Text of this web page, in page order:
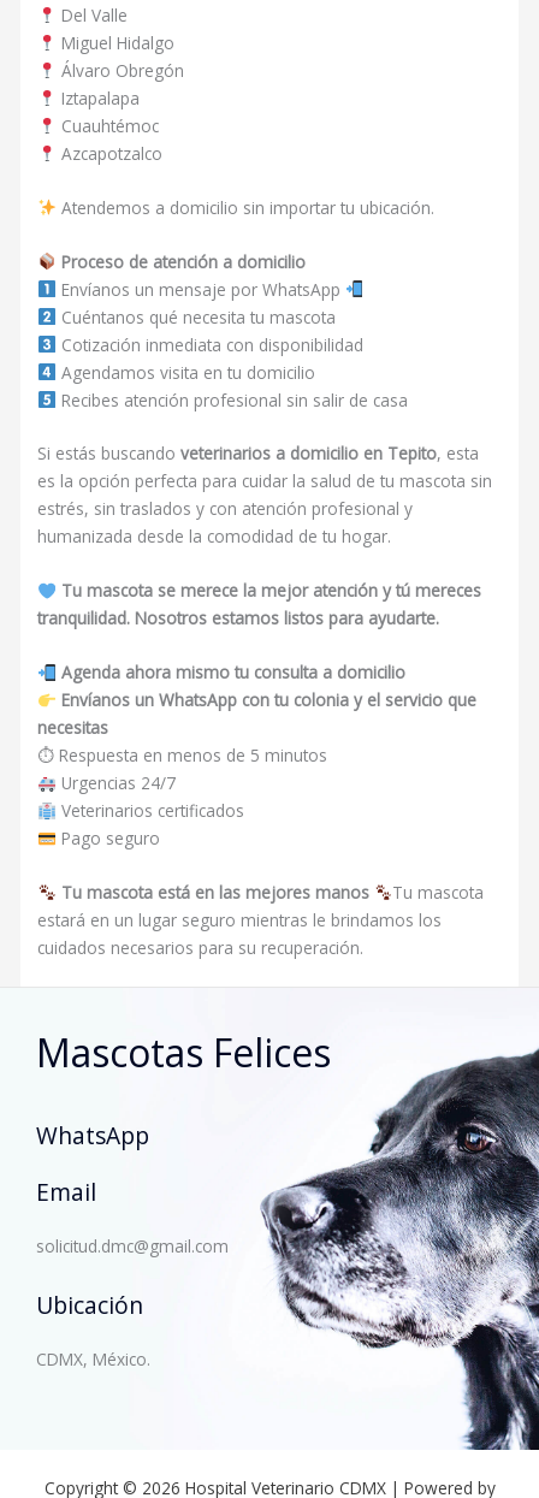
Del Valle
Miguel Hidalgo
Álvaro Obregón
Iztapalapa
Cuauhtémoc
Azcapotzalco
Atendemos a domicilio sin importar tu ubicación.
Proceso de atención a domicilio
Envíanos un mensaje por WhatsApp
Cuéntanos qué necesita tu mascota
Cotización inmediata con disponibilidad
Agendamos visita en tu domicilio
Recibes atención profesional sin salir de casa
Si estás buscandoveterinarios a domicilio en Tepito, esta
es la opción perfecta para cuidar la salud de tu mascota sin
estrés, sin traslados y con atención profesional y
humanizada desde la comodidad de tu hogar.
Tu mascota se merece la mejor atención y tú mereces
tranquilidad. Nosotros estamos listos para ayudarte.
Agenda ahora mismo tu consulta a domicilio
Envíanos un WhatsApp con tu colonia y el servicio que
necesitas
⏱ Respuesta en menos de 5 minutos
Urgencias 24/7
Veterinarios certificados
Pago seguro
Tu mascota está en las mejores manos
Tu mascota
estará en un lugar seguro mientras le brindamos los
cuidados necesarios para su recuperación.
Mascotas Felices
WhatsApp
Email
solicitud.dmc@gmail.com
Ubicación
CDMX, México.
Copyright © 2026 Hospital Veterinario CDMX | Powered by